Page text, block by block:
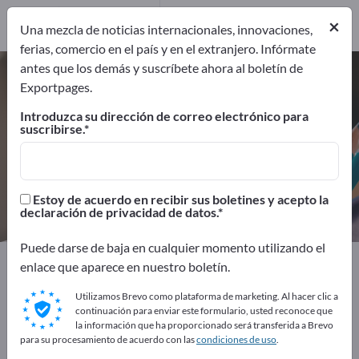
Material de escribir – encuentre
fabricantes y proveedores
Exportadores Fabricantes
4
4
Exportpages Material de oficina Material de escribir
¡Anúnciese gratis en Exportpages!
Necesidades – Ofertas – Productos usados – Contactos
×
Una mezcla de noticias internacionales, innovaciones,
ferias, comercio en el país y en el extranjero. Infórmate
antes que los demás y suscríbete ahora al boletín de
Exportpages.
Introduzca su dirección de correo electrónico para
suscribirse.
Estoy de acuerdo en recibir sus boletines y acepto la
declaración de privacidad de datos.
Puede darse de baja en cualquier momento utilizando el
enlace que aparece en nuestro boletín.
Utilizamos Brevo como plataforma de marketing. Al hacer clic a
continuación para enviar este formulario, usted reconoce que
la información que ha proporcionado será transferida a Brevo
para su procesamiento de acuerdo con lascondiciones de uso.